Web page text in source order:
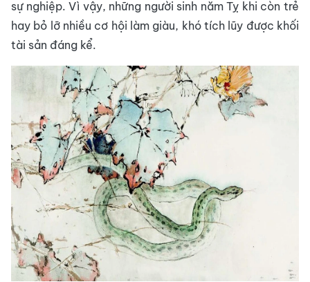
sự nghiệp. Vì vậy, những người sinh năm Tỵ khi còn trẻ
hay bỏ lỡ nhiều cơ hội làm giàu, khó tích lũy được khối
tài sản đáng kể.